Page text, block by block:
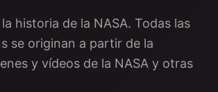
historia de la NASA. Todas las
se originan a partir de la
y vídeos de la NASA y otras